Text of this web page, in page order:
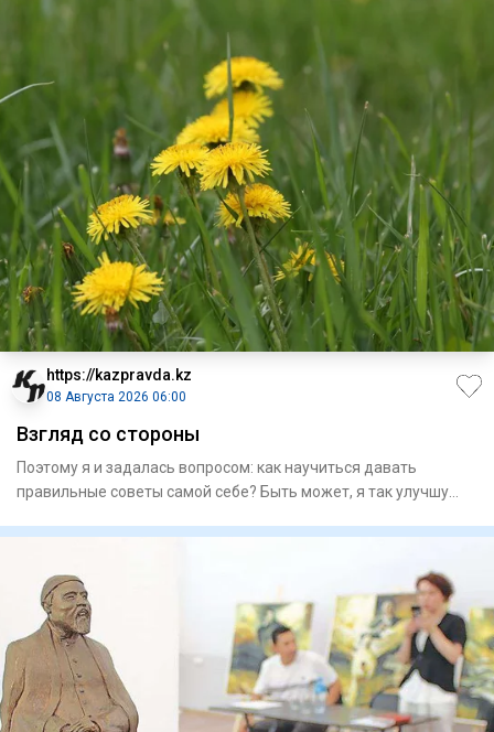
https://kazpravda.kz
08 Августа 2026 06:00
Взгляд со стороны
Поэтому я и задалась вопросом: как научиться давать
правильные советы самой себе? Быть может, я так улучшу